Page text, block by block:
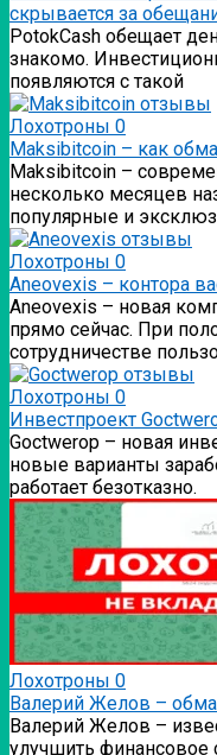
скрывается за
PotokCash обещает
знакомо.
появляются с такой
Лохотроны 0
Мaksibitcoin – как
Мaksibitcoin –
несколько месяцев
популярные и
Лохотроны 0
Аneovexis – контора
Аneovexis – новая
прямо сейчас. При
сотрудничестве
Лохотроны 0
Инвестпроект
Goctwerop – новая
новые варианты
работает безотказно.
Лохотроны 0
Валерий Желов –
Валерий Желов –
улучшить финансовое